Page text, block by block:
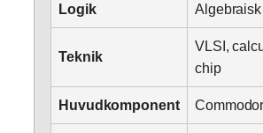
Logik
Teknik
VLSI,
chip
Huvudkomponent